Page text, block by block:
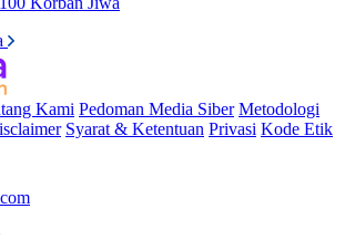
Kami Pedoman Media Siber Metodologi
Syarat & Ketentuan Privasi Kode Etik